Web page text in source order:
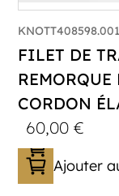
KNOTT408598.001
FILET DE
CORDON
60,00€
Ajouter